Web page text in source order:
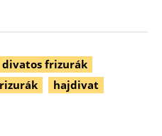
divatos frizurák
hajdivat